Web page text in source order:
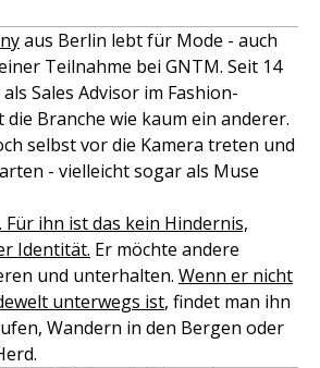
aus Berlin lebt für Mode - auch
Teilnahme bei GNTM. Seit 14
Sales Advisor im Fashion-
Branche wie kaum ein anderer.
selbst vor die Kamera treten und
- vielleicht sogar als Muse
ihn ist das kein Hindernis,
Identität. Er möchte andere
und unterhalten. Wenn er nicht
unterwegs ist, findet man ihn
Wandern in den Bergen oder